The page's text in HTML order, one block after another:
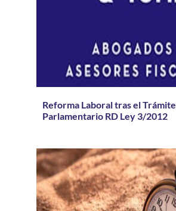
Reforma Laboral tras el Trámite
Parlamentario RD Ley 3/2012